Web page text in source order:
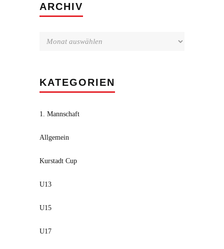
ARCHIV
KATEGORIEN
1. Mannschaft
Allgemein
Kurstadt Cup
U13
U15
U17